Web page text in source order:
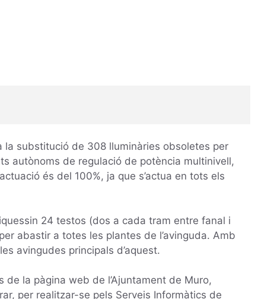
la substitució de 308 lluminàries obsoletes per
autònoms de regulació de potència multinivell,
és del 100%, ja que s’actua en tots els
24 testos (dos a cada tram entre fanal i
abastir a totes les plantes de l’avinguda. Amb
avingudes principals d’aquest.
de la pàgina web de l’Ajuntament de Muro,
per realitzar-se pels Serveis Informàtics de